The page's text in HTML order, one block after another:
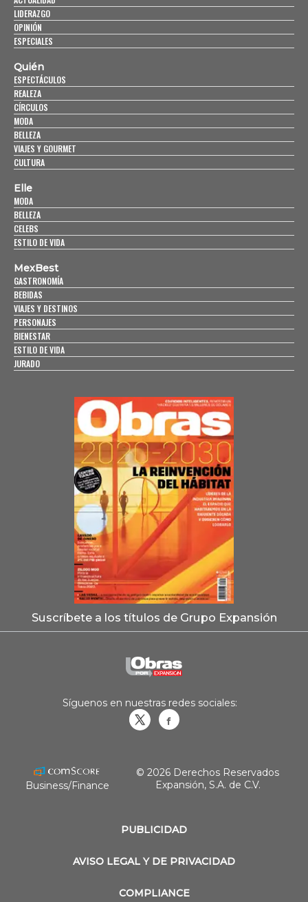
LIDERAZGO
OPINIÓN
ESPECIALES
Quién
ESPECTÁCULOS
REALEZA
CÍRCULOS
MODA
BELLEZA
VIAJES Y GOURMET
CULTURA
Elle
MODA
BELLEZA
CELEBS
ESTILO DE VIDA
MexBest
GASTRONOMÍA
BEBIDAS
VIAJES Y DESTINOS
PERSONAJES
BIENESTAR
ESTILO DE VIDA
JURADO
Suscríbete a los títulos de Grupo Expansión
PUBLICIDAD
AVISO LEGAL Y DE PRIVACIDAD
COMPLIANCE
Síguenos en nuestras redes sociales:
Business/Finance
© 2026 Derechos Reservados
Expansión, S.A. de C.V.